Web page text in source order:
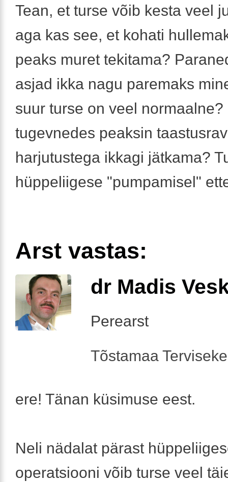
Tean, et turse võib kesta veel
aga kas see, et kohati
peaks muret tekitama?
asjad ikka nagu paremaks
suur turse on veel normaalne?
tugevnedes peaksin
harjutustega ikkagi jätkama?
hüppeliigese "pumpamisel"
Arst vastas:
dr Madis
Perearst
Tõstamaa
ere! Tänan küsimuse eest.
Neli nädalat pärast
operatsiooni võib turse veel